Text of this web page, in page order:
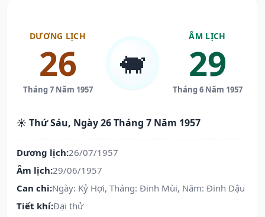
DƯƠNG LỊCH
26
Tháng 7 Năm 1957
🐖
ÂM LỊCH
29
Tháng 6 Năm 1957
☀️ Thứ Sáu, Ngày 26 Tháng 7 Năm 1957
Dương lịch:26/07/1957
Âm lịch:29/06/1957
Can chi:Ngày: Kỷ Hợi, Tháng: Đinh Mùi, Năm: Đinh Dậu
Tiết khí:Đại thử